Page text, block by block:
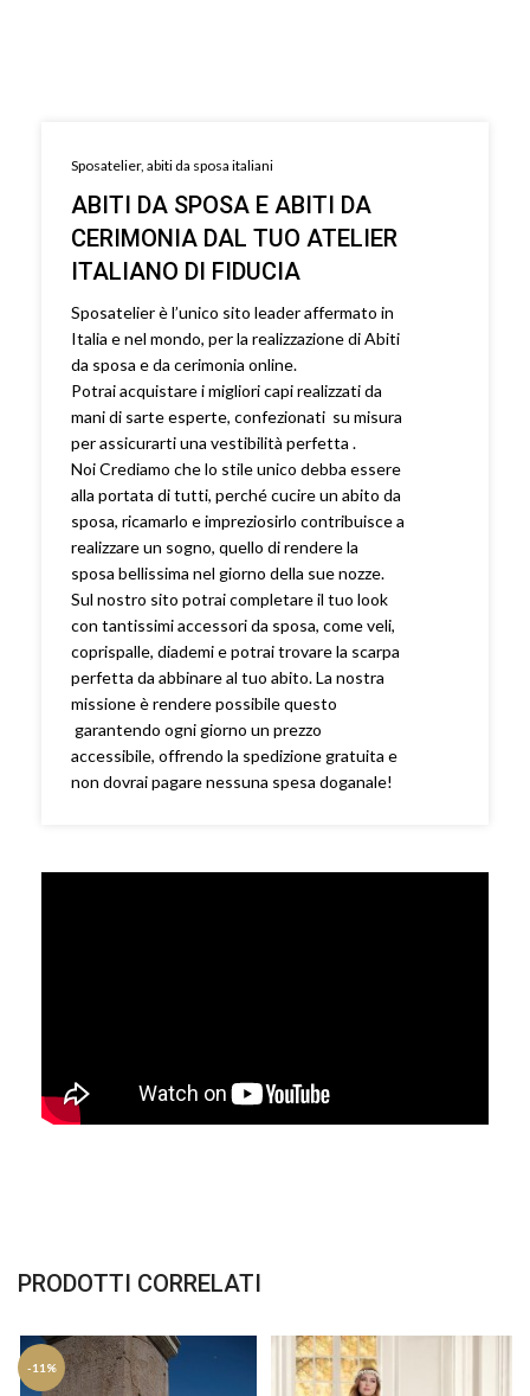
Sposatelier, abiti da sposa italiani
ABITI DA SPOSA E ABITI DA
CERIMONIA DAL TUO ATELIER
ITALIANO DI FIDUCIA
Sposatelier è l’unico sito leader affermato in
Italia e nel mondo, per la realizzazione di Abiti
da sposa e da cerimonia online.
Potrai acquistare i migliori capi realizzati da
mani di sarte esperte, confezionati su misura
per assicurarti una vestibilità perfetta .
Noi Crediamo che lo stile unico debba essere
alla portata di tutti, perché cucire un abito da
sposa, ricamarlo e impreziosirlo contribuisce a
realizzare un sogno, quello di rendere la
sposa bellissima nel giorno della sue nozze.
Sul nostro sito potrai completare il tuo look
con tantissimi accessori da sposa, come veli,
coprispalle, diademi e potrai trovare la scarpa
perfetta da abbinare al tuo abito. La nostra
missione è rendere possibile questo
garantendo ogni giorno un prezzo
accessibile, offrendo la spedizione gratuita e
non dovrai pagare nessuna spesa doganale!
PRODOTTI CORRELATI
-11%